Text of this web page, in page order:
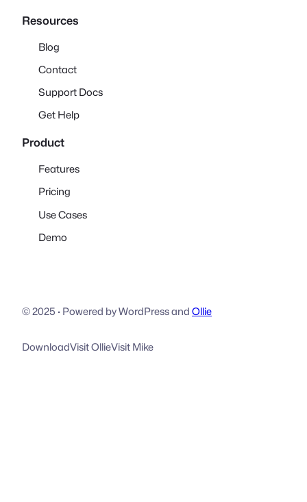
Resources
Blog
Contact
Support Docs
Get Help
Product
Features
Pricing
Use Cases
Demo
© 2025 · Powered by WordPress and Ollie
DownloadVisit OllieVisit Mike